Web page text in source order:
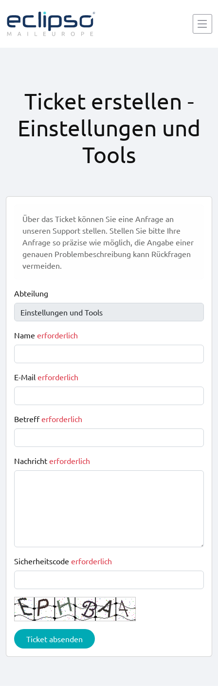
Ticket erstellen -
Einstellungen und
Tools
Über das Ticket können Sie eine Anfrage an
unseren Support stellen. Stellen Sie bitte Ihre
Anfrage so präzise wie möglich, die Angabe einer
genauen Problembeschreibung kann Rückfragen
vermeiden.
Abteilung
Name erforderlich
E-Mail erforderlich
Betrefferforderlich
Nachricht erforderlich
Sicherheitscode erforderlich
Ticket absenden